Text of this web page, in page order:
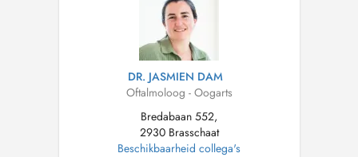
DR. JASMIEN DAM
Oftalmoloog - Oogarts
Bredabaan 552,
2930 Brasschaat
Beschikbaarheid collega's